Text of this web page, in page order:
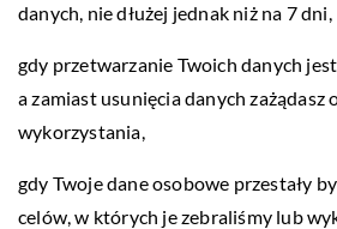
danych, nie dłużej jednak niż na 7 dni,
gdy przetwarzanie Twoich danych
a zamiast usunięcia danych zażądasz
wykorzystania,
gdy Twoje dane osobowe przestały
celów, w których je zebraliśmy lub